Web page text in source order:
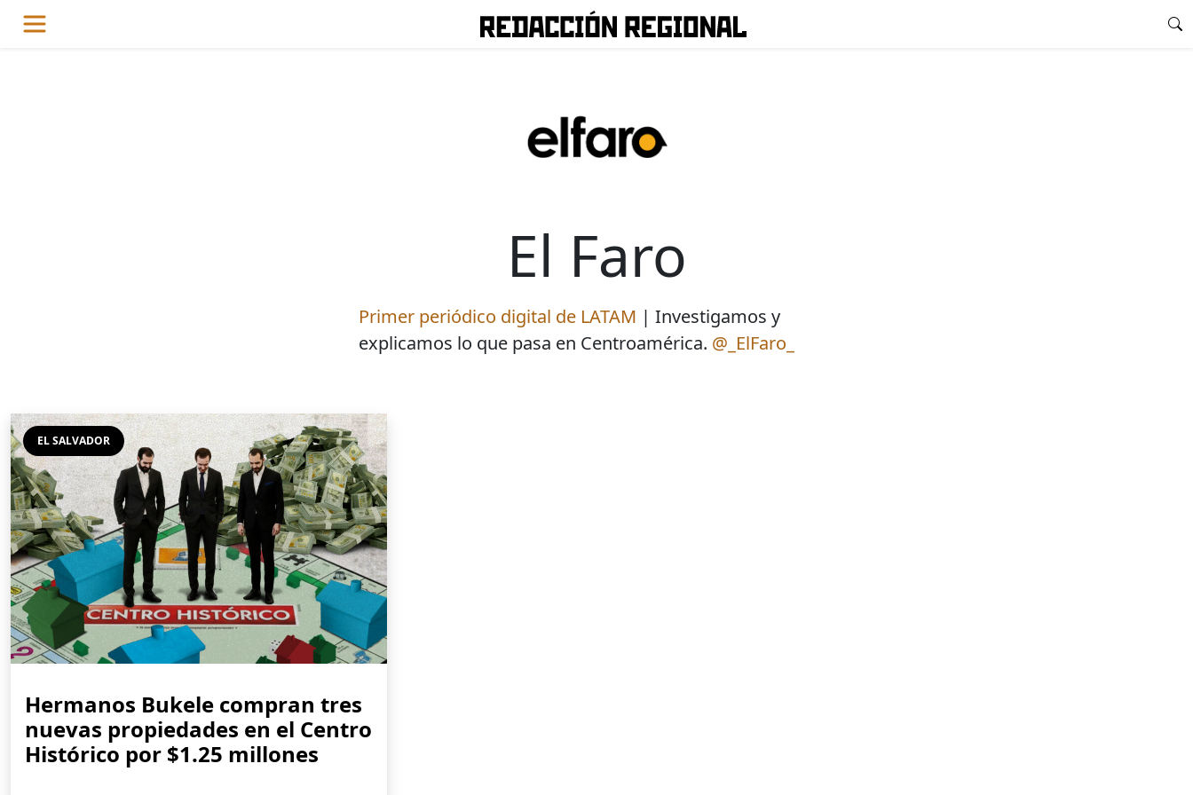
El Faro
Primer periódico digital de LATAM | Investigamos y
explicamos lo que pasa en Centroamérica. @_ElFaro_
EL SALVADOR
Hermanos Bukele compran tres
nuevas propiedades en el Centro
Histórico por $1.25 millones